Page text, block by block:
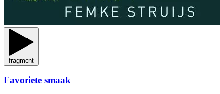
fragment
Favoriete smaak